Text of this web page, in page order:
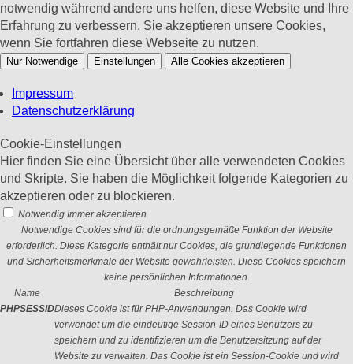
notwendig während andere uns helfen, diese Website und Ihre
Erfahrung zu verbessern. Sie akzeptieren unsere Cookies,
wenn Sie fortfahren diese Webseite zu nutzen.
Nur Notwendige Einstellungen Alle Cookies akzeptieren
Impressum
Datenschutzerklärung
Cookie-Einstellungen
Hier finden Sie eine Übersicht über alle verwendeten Cookies
und Skripte. Sie haben die Möglichkeit folgende Kategorien zu
akzeptieren oder zu blockieren.
Notwendig Immer akzeptieren
Notwendige Cookies sind für die ordnungsgemäße Funktion der Website
erforderlich. Diese Kategorie enthält nur Cookies, die grundlegende Funktionen
und Sicherheitsmerkmale der Website gewährleisten. Diese Cookies speichern
keine persönlichen Informationen.
Name
Beschreibung
PHPSESSIDDieses Cookie ist für PHP-Anwendungen. Das Cookie wird
verwendet um die eindeutige Session-ID eines Benutzers zu
speichern und zu identifizieren um die Benutzersitzung auf der
Website zu verwalten. Das Cookie ist ein Session-Cookie und wird